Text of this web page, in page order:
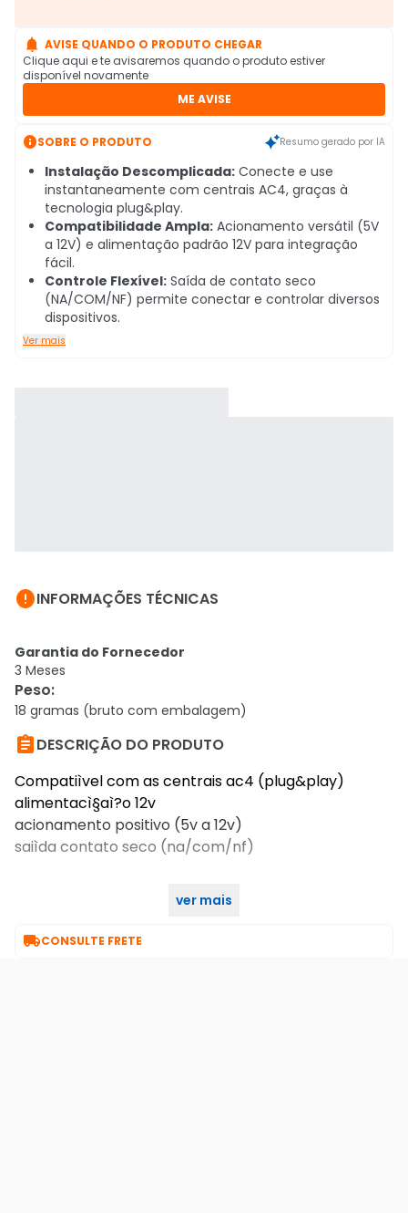
 AVISE QUANDO O PRODUTO CHEGAR
Clique aqui e te avisaremos quando o produto estiver
disponível novamente
ME AVISE
SOBRE O PRODUTO Resumo gerado por IA
Instalação Descomplicada: Conecte e use
instantaneamente com centrais AC4, graças à
tecnologia plug&play.
Compatibilidade Ampla: Acionamento versátil (5V
a 12V) e alimentação padrão 12V para integração
fácil.
Controle Flexível: Saída de contato seco
(NA/COM/NF) permite conectar e controlar diversos
dispositivos.
Ver mais
INFORMAÇÕES TÉCNICAS
Garantia do Fornecedor
3 Meses
Peso:
18 gramas (bruto com embalagem)
DESCRIÇÃO DO PRODUTO
Compatiìvel com as centrais ac4 (plug&play)
alimentacì§aì?o 12v
acionamento positivo (5v a 12v)
saiìda contato seco (na/com/nf)
ver mais
CONSULTE FRETE